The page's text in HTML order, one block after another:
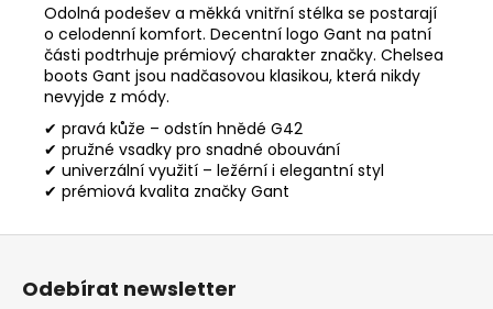
Odolná podešev a měkká vnitřní stélka se postarají
o celodenní komfort. Decentní logo Gant na patní
části podtrhuje prémiový charakter značky. Chelsea
boots Gant jsou nadčasovou klasikou, která nikdy
nevyjde z módy.
✔ pravá kůže – odstín hnědé G42
✔ pružné vsadky pro snadné obouvání
✔ univerzální využití – ležérní i elegantní styl
✔ prémiová kvalita značky Gant
Z
Odebírat newsletter